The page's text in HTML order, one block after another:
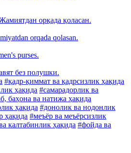
орқада қоласан.
orqada qolasan.
purses.
без полушки.
#қадр-қиммат ва қадрсизлик ҳақида
ҳақида #самарадорлик ва
баҳона ва натижа ҳақида
ҳақида #донолик ва нодонлик
ҳақида #меъёр ва меъёрсизлик
калтабинлик ҳақида #фойда ва